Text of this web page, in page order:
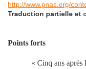
http://www.pnas.org/
Traduction partielle et
Points forts
« Cinq ans après